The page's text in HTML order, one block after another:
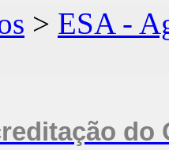
> ESA -
do